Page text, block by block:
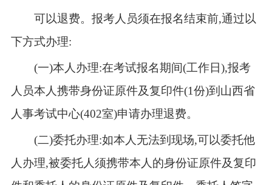
可以退费。报考人员须在报名结束前,通过以
下方式办理:
(一)本人办理:在考试报名期间(工作日),报考
人员本人携带身份证原件及复印件(1份)到山西省
人事考试中心(402室)申请办理退费。
(二)委托办理:如本人无法到现场,可以委托他
人办理,被委托人须携带本人的身份证原件及复印